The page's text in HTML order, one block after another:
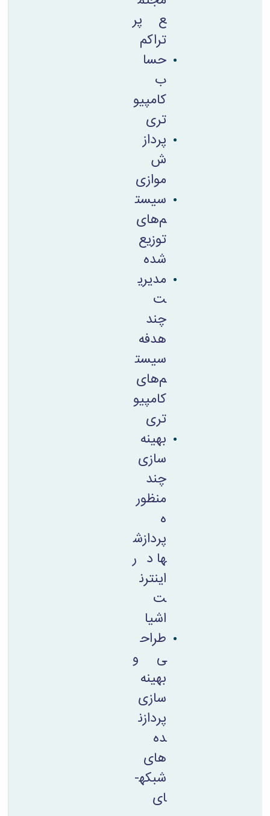
ع پر
تراکم
حسا
ب
کامپیو
تری
پرداز
ش
موازی
سیست
م‌های
توزیع
شده
مدیری
ت
چند
هدفه
سیست
م‌های
کامپیو
تری
بهینه
سازی
چند
منظور
ه
پردازش
ها در
اینترن
ت
اشیا
طراح
ی و
بهینه
سازی
پردازن
ده
های
شبکه­
ای